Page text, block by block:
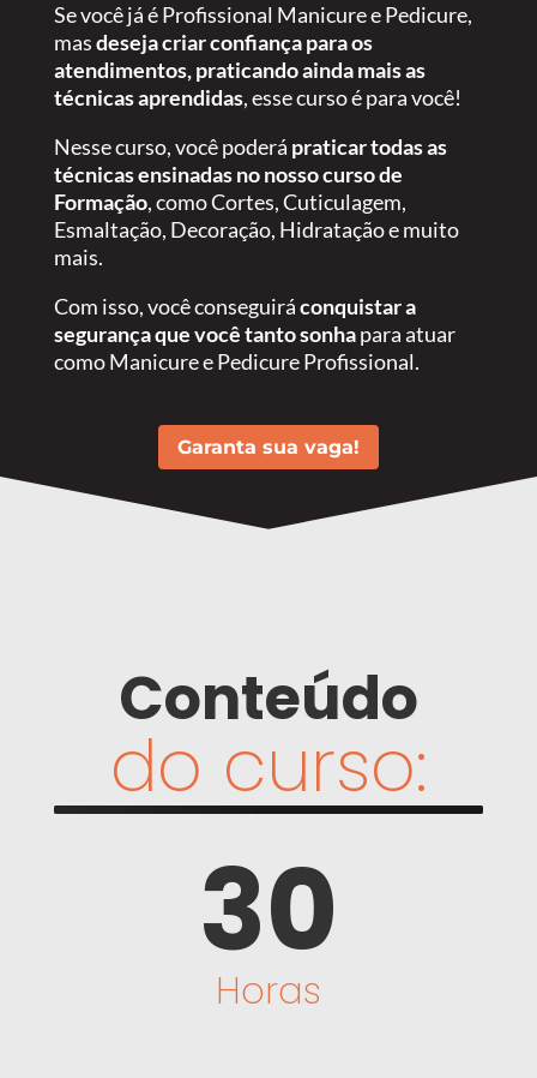
Se você já é Profissional Manicure e Pedicure,
masdeseja criar confiança para os
atendimentos, praticando ainda mais as
técnicas aprendidas, esse curso é para você!
Nesse curso, você poderá praticar todas as
técnicas ensinadas no nosso curso de
Formação, como Cortes, Cuticulagem,
Esmaltação, Decoração, Hidratação e muito
mais.
Com isso, você conseguiráconquistar a
segurança que você tanto sonhapara atuar
como Manicure e Pedicure Profissional.
Garanta sua vaga!
Conteúdo
do curso:
30
Horas